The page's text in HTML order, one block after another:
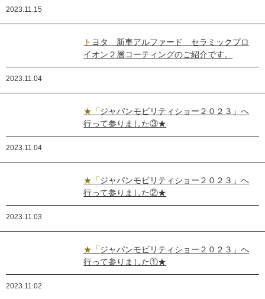
2023.11.15
トヨタ 新車アルファード セラミックプロ
イオン２層コーティングのご紹介です。
2023.11.04
★「ジャパンモビリティショー２０２３」へ
行って参りました③★
2023.11.04
★「ジャパンモビリティショー２０２３」へ
行って参りました②★
2023.11.03
★「ジャパンモビリティショー２０２３」へ
行って参りました①★
2023.11.02